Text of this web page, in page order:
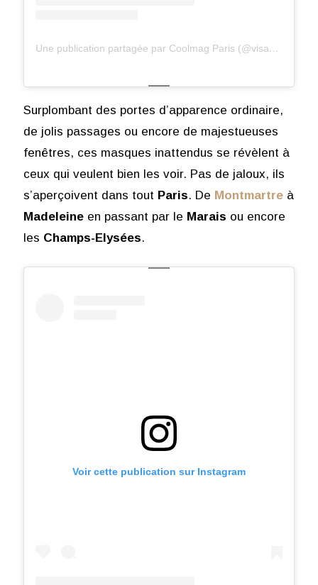
Une publication partagée par Coolmag Paris (@visagesdeparis)
Surplombant des portes d’apparence ordinaire,
de jolis passages ou encore de majestueuses
fenêtres, ces masques inattendus se révèlent à
ceux qui veulent bien les voir. Pas de jaloux, ils
s’aperçoivent dans tout Paris. De Montmartreà
Madeleineen passant par le Marais ou encore
les Champs-Elysées.
Voir cette publication sur Instagram